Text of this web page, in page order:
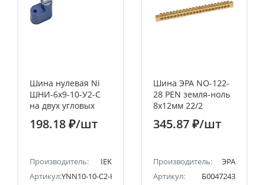
Шина нулевая Ni
ШНИ-6х9-10-У2-С
на двух угловых
изоляторах IEK
198.18 ₽/шт
Производитель:
IEK
Артикул:YNN10-10-C2-K07-N
Шина ЭРА NO-122-
28 PEN земля-ноль
8х12мм 22/2
латунная крепеж
по краям
345.87 ₽/шт
Производитель:
ЭРА
Артикул:
Б0047243